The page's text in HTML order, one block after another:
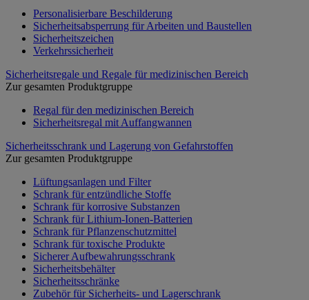
Personalisierbare Beschilderung
Sicherheitsabsperrung für Arbeiten und Baustellen
Sicherheitszeichen
Verkehrssicherheit
Sicherheitsregale und Regale für medizinischen Bereich
Zur gesamten Produktgruppe
Regal für den medizinischen Bereich
Sicherheitsregal mit Auffangwannen
Sicherheitsschrank und Lagerung von Gefahrstoffen
Zur gesamten Produktgruppe
Lüftungsanlagen und Filter
Schrank für entzündliche Stoffe
Schrank für korrosive Substanzen
Schrank für Lithium-Ionen-Batterien
Schrank für Pflanzenschutzmittel
Schrank für toxische Produkte
Sicherer Aufbewahrungsschrank
Sicherheitsbehälter
Sicherheitsschränke
Zubehör für Sicherheits- und Lagerschrank